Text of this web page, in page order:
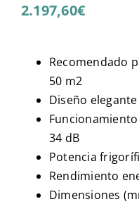
2.197,60€
Recomendado
50 m2
Diseño
34 dB
Potencia
Rendimiento
Dimensiones